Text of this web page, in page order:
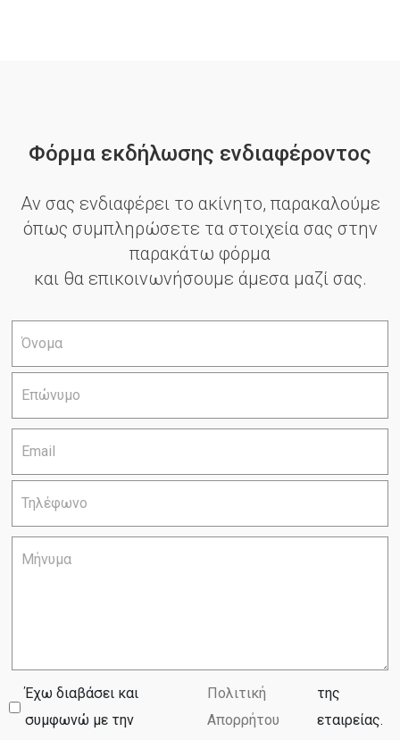
Φόρμα εκδήλωσης ενδιαφέροντος
Αν σας ενδιαφέρει το ακίνητο, παρακαλούμε
όπως συμπληρώσετε τα στοιχεία σας στην
παρακάτω φόρμα
και θα επικοινωνήσουμε άμεσα μαζί σας.
Έχω διαβάσει και
συμφωνώ με την
Πολιτική
Απορρήτου
της
εταιρείας.